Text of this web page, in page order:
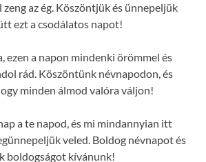
az ég. Köszöntjük és ünnepeljük
ezt a csodálatos napot!
ezen a napon mindenki örömmel és
rád. Köszöntünk névnapodon, és
minden álmod valóra váljon!
a te napod, és mi mindannyian itt
veled. Boldog névnapot és
boldogságot kívánunk!